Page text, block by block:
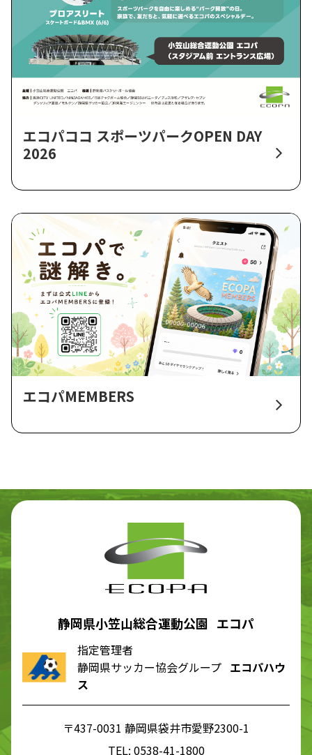
エコパココ スポーツパークOPEN DAY
2026
エコパMEMBERS
静岡県小笠山総合運動公園 エコパ
指定管理者
静岡県サッカー協会グループ エコパハウ
ス
〒437-0031 静岡県袋井市愛野2300-1
TEL: 0538-41-1800